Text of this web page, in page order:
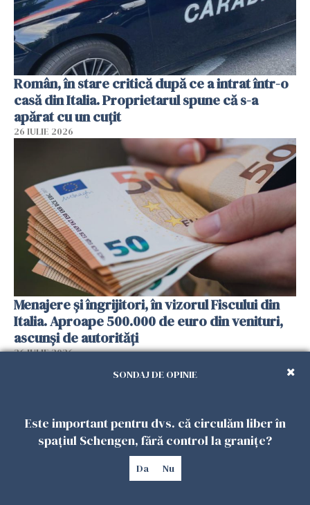
Român, în stare critică după ce a intrat într-o
casă din Italia. Proprietarul spune că s-a
apărat cu un cuțit
26 IULIE 2026
Menajere și îngrijitori, în vizorul Fiscului din
Italia. Aproape 500.000 de euro din venituri,
ascunși de autorități
26 IULIE 2026
SONDAJ DE OPINIE
Este important pentru dvs. că circulăm liber în
spațiul Schengen, fără control la granițe?
Da Nu